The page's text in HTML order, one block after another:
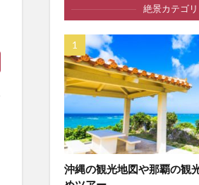
絶景カテゴリ
沖縄の観光地図や那覇の観